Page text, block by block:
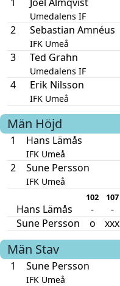
Umedalens IF
2 Sebastian Amnéus
IFK Umeå
3 Ted Grahn
Umedalens IF
4 Erik Nilsson
IFK Umeå
Män Höjd
1
Hans Lämås
IFK Umeå
2 Sune Persson
IFK Umeå
102 107
Hans Lämås - -
Sune Persson
o xxx
Män Stav
1
Sune Persson
IFK Umeå